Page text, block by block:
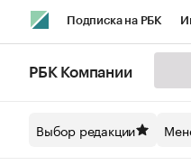
Подписка на РБК
Спецпроекты СПб
РБК Компании
Выбор редакции